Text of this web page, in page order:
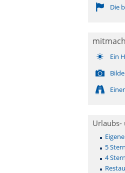
Die
Ein
Urlaubs-
5
4